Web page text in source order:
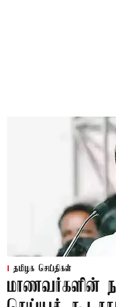
தமிழக செய்திகள்
மாணவர்களின்